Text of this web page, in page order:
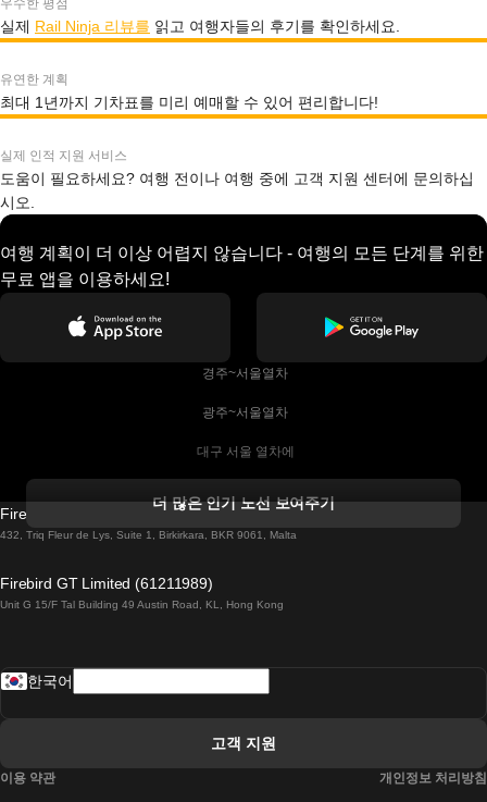
우수한 평점
실제 Rail Ninja 리뷰를 읽고 여행자들의 후기를 확인하세요.
유연한 계획
최대 1년까지 기차표를 미리 예매할 수 있어 편리합니다!
실제 인적 지원 서비스
도움이 필요하세요? 여행 전이나 여행 중에 고객 지원 센터에 문의하십
시오.
여행 계획이 더 이상 어렵지 않습니다 - 여행의 모든 단계를 위한
무료 앱을 이용하세요!
경주~서울열차
광주~서울열차
대구 서울 열차에
더블린에서 골웨이 열차
로마에서 나폴리 열차
더 많은 인기 노선 보여주기
Firebird GT Limited (OC 1451)
432, Triq Fleur de Lys, Suite 1, Birkirkara, BKR 9061, Malta
Firebird GT Limited (61211989)
Unit G 15/F Tal Building 49 Austin Road, KL, Hong Kong
한국어
고객 지원
이용 약관 개인정보 처리방침